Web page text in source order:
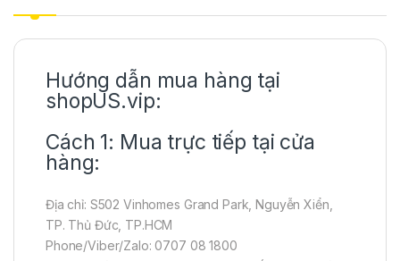
Hướng dẫn mua hàng tại
shopUS.vip:
Cách 1: Mua trực tiếp tại cửa
hàng:
Địa chỉ: S502 Vinhomes Grand Park, Nguyễn Xiển,
TP. Thủ Đức, TP.HCM
Phone/Viber/Zalo: 0707 08 1800